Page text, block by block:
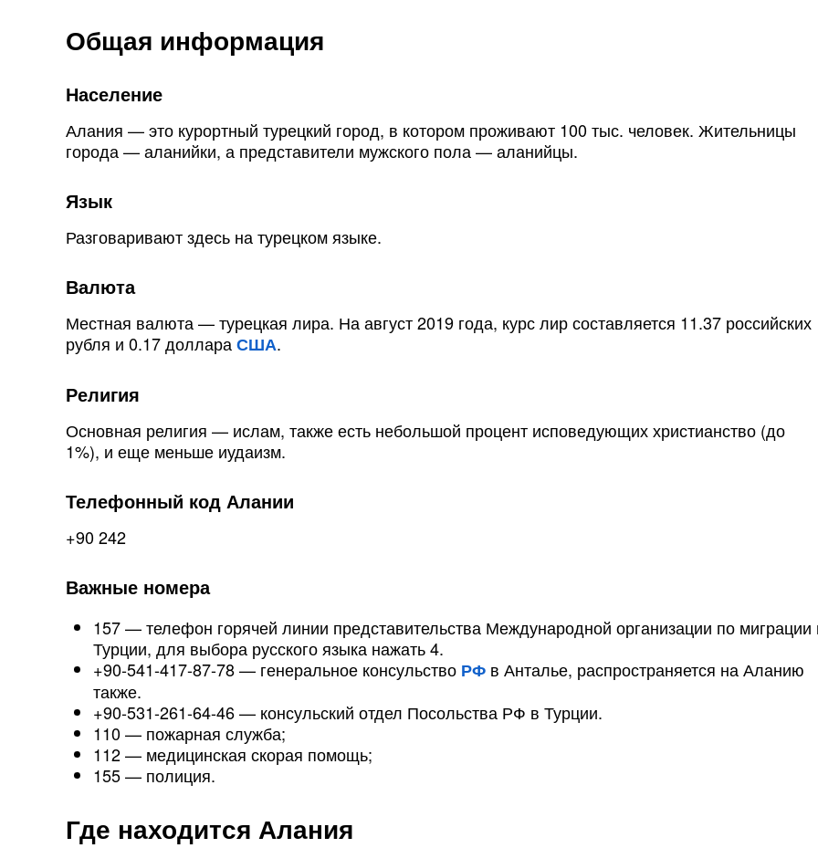
Общая информация
Население
Алания — это курортный турецкий город, в котором проживают 100 тыс. человек. Жительницы
города — аланийки, а представители мужского пола — аланийцы.
Язык
Разговаривают здесь на турецком языке.
Валюта
Местная валюта — турецкая лира. На август 2019 года, курс лир составляется 11.37 российских
рубля и 0.17 доллараСША.
Религия
Основная религия — ислам, также есть небольшой процент исповедующих христианство (до
1%), и еще меньше иудаизм.
Телефонный код Алании
+90 242
Важные номера
157 — телефон горячей линии представительства Международной организации по миграции
Турции, для выбора русского языка нажать 4.
+90-541-417-87-78 — генеральное консульство РФ в Анталье, распространяется на Аланию
также.
+90-531-261-64-46 — консульский отдел Посольства РФ в Турции.
110 — пожарная служба;
112 — медицинская скорая помощь;
155 — полиция.
Где находится Алания